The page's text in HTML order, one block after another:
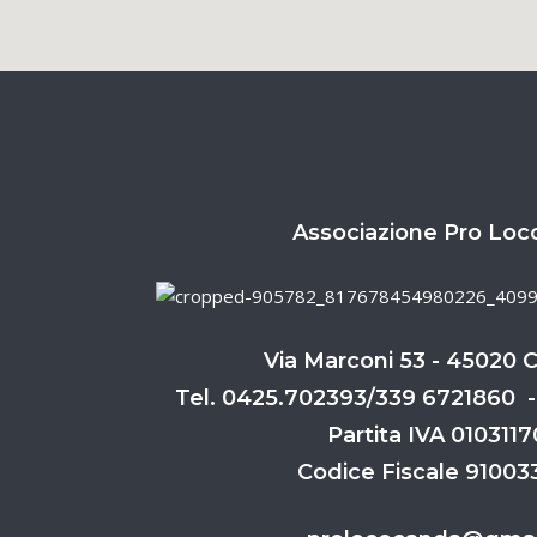
Associazione Pro
Via Marconi 53 - 45020
Tel. 0425.702393/339 6721860
Partita IVA
Codice Fiscale